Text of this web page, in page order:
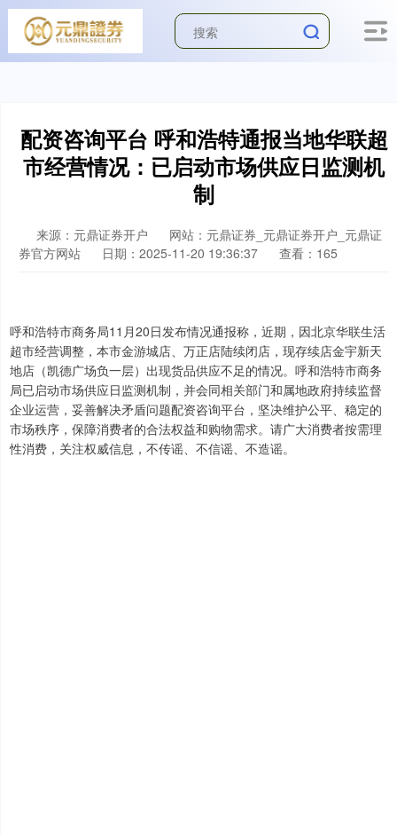
配资咨询平台 呼和浩特通报当地华联超
市经营情况：已启动市场供应日监测机
制
来源：元鼎证券开户
网站：元鼎证券_元鼎证券开户_元鼎证
券官方网站
日期：2025-11-20 19:36:37 查看：165
呼和浩特市商务局11月20日发布情况通报称，近期，因北京华联生活
超市经营调整，本市金游城店、万正店陆续闭店，现存续店金宇新天
地店（凯德广场负一层）出现货品供应不足的情况。呼和浩特市商务
局已启动市场供应日监测机制，并会同相关部门和属地政府持续监督
企业运营，妥善解决矛盾问题配资咨询平台，坚决维护公平、稳定的
市场秩序，保障消费者的合法权益和购物需求。请广大消费者按需理
性消费，关注权威信息，不传谣、不信谣、不造谣。